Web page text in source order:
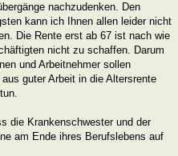
nachzudenken. Den
kann ich Ihnen allen leider nicht
Die Rente erst ab 67 ist nach wie
nicht zu schaffen. Darum
und Arbeitnehmer sollen
guter Arbeit in die Altersrente
die Krankenschwester und der
am Ende ihres Berufslebens auf